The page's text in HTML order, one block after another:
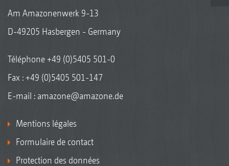
Am Amazonenwerk 9-13
D-49205 Hasbergen - Germany
Téléphone+49 (0)5405 501-0
Fax : +49 (0)5405 501-147
E-mail : amazone@amazone.de
Mentions légales
Formulaire de contact
Protection des données